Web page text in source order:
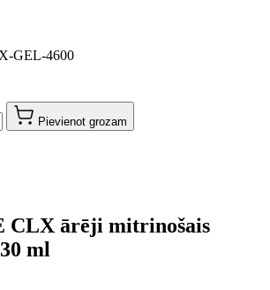
GEL-4600
Pievienot grozam
CLX ārēji mitrinošais
ml